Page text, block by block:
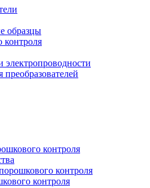
образцы
контроля
контроля
контроля
контроля